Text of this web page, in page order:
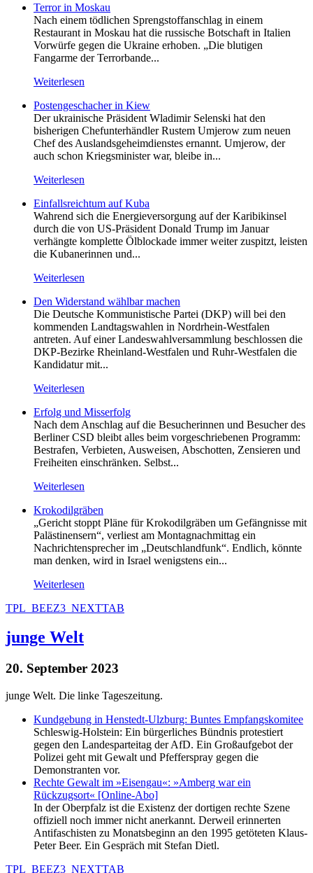
Terror in Moskau
Nach einem tödlichen Sprengstoffanschlag in einem
Restaurant in Moskau hat die russische Botschaft in Italien
Vorwürfe gegen die Ukraine erhoben. „Die blutigen
Fangarme der Terrorbande...
Weiterlesen
Postengeschacher in Kiew
Der ukrainische Präsident Wladimir Selenski hat den
bisherigen Chefunterhändler Rustem Umjerow zum neuen
Chef des Auslandsgeheimdienstes ernannt. Umjerow, der
auch schon Kriegsminister war, bleibe in...
Weiterlesen
Einfallsreichtum auf Kuba
Wahrend sich die Energieversorgung auf der Karibikinsel
durch die von US-Präsident Donald Trump im Januar
verhängte komplette Ölblockade immer weiter zuspitzt, leisten
die Kubanerinnen und...
Weiterlesen
Den Widerstand wählbar machen
Die Deutsche Kommunistische Partei (DKP) will bei den
kommenden Landtagswahlen in Nordrhein-Westfalen
antreten. Auf einer Landeswahlversammlung beschlossen die
DKP-Bezirke Rheinland-Westfalen und Ruhr-Westfalen die
Kandidatur mit...
Weiterlesen
Erfolg und Misserfolg
Nach dem Anschlag auf die Besucherinnen und Besucher des
Berliner CSD bleibt alles beim vorgeschriebenen Programm:
Bestrafen, Verbieten, Ausweisen, Abschotten, Zensieren und
Freiheiten einschränken. Selbst...
Weiterlesen
Krokodilgräben
„Gericht stoppt Pläne für Krokodilgräben um Gefängnisse mit
Palästinensern“, verliest am Montagnachmittag ein
Nachrichtensprecher im „Deutschlandfunk“. Endlich, könnte
man denken, wird in Israel wenigstens ein...
Weiterlesen
TPL_BEEZ3_NEXTTAB
junge Welt
20. September 2023
junge Welt. Die linke Tageszeitung.
Kundgebung in Henstedt-Ulzburg: Buntes Empfangskomitee
Schleswig-Holstein: Ein bürgerliches Bündnis protestiert
gegen den Landesparteitag der AfD. Ein Großaufgebot der
Polizei geht mit Gewalt und Pfefferspray gegen die
Demonstranten vor.
Rechte Gewalt im »Eisengau«: »Amberg war ein
Rückzugsort« [Online-Abo]
In der Oberpfalz ist die Existenz der dortigen rechte Szene
offiziell noch immer nicht anerkannt. Derweil erinnerten
Antifaschisten zu Monatsbeginn an den 1995 getöteten Klaus-
Peter Beer. Ein Gespräch mit Stefan Dietl.
TPL_BEEZ3_NEXTTAB